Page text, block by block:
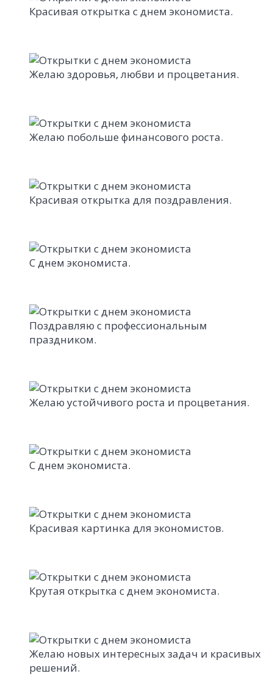
Красивая открытка с днем экономиста.
Желаю здоровья, любви и процветания.
Желаю побольше финансового роста.
Красивая открытка для поздравления.
С днем экономиста.
Поздравляю с профессиональным
праздником.
Желаю устойчивого роста и процветания.
С днем экономиста.
Красивая картинка для экономистов.
Крутая открытка с днем экономиста.
Желаю новых интересных задач и красивых
решений.